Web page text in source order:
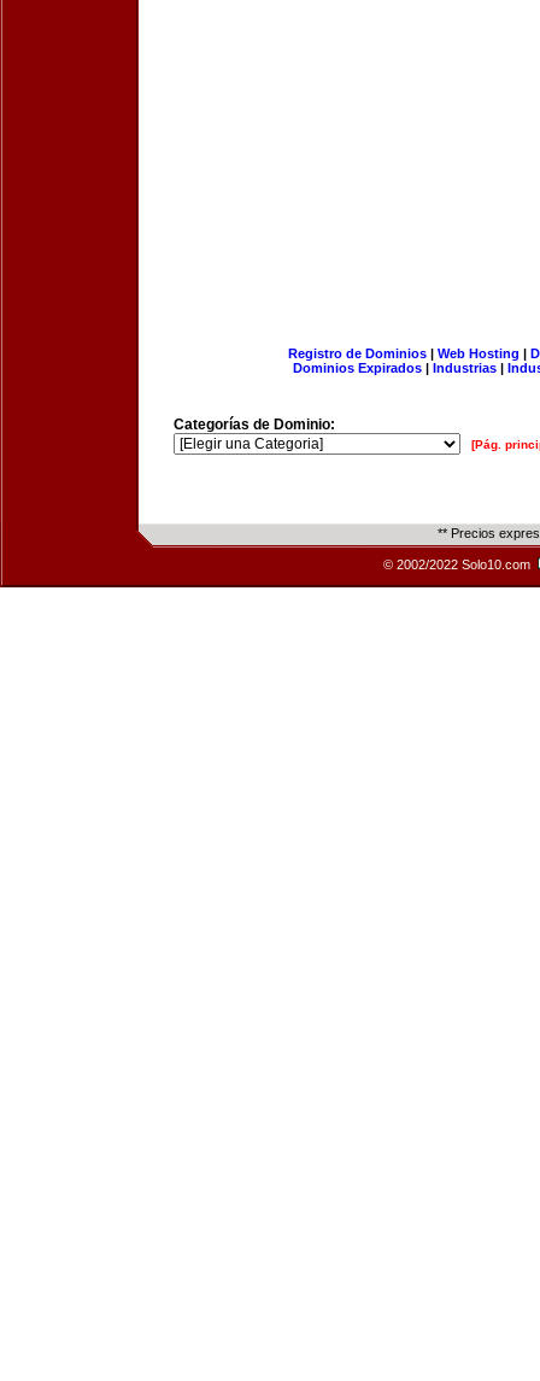
Registro de Dominios| Web Hosting |
Dominios Expirados | Industrias |
Categorías de Dominio:
[Pág.
** Precios
© 2002/2022 Solo10.com